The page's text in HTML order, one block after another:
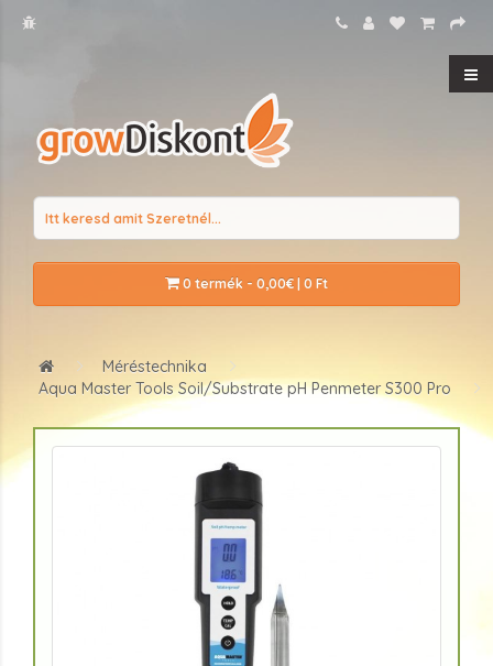
0 termék - 0,00€ | 0 Ft
Méréstechnika
Aqua Master Tools Soil/Substrate pH Penmeter S300 Pro